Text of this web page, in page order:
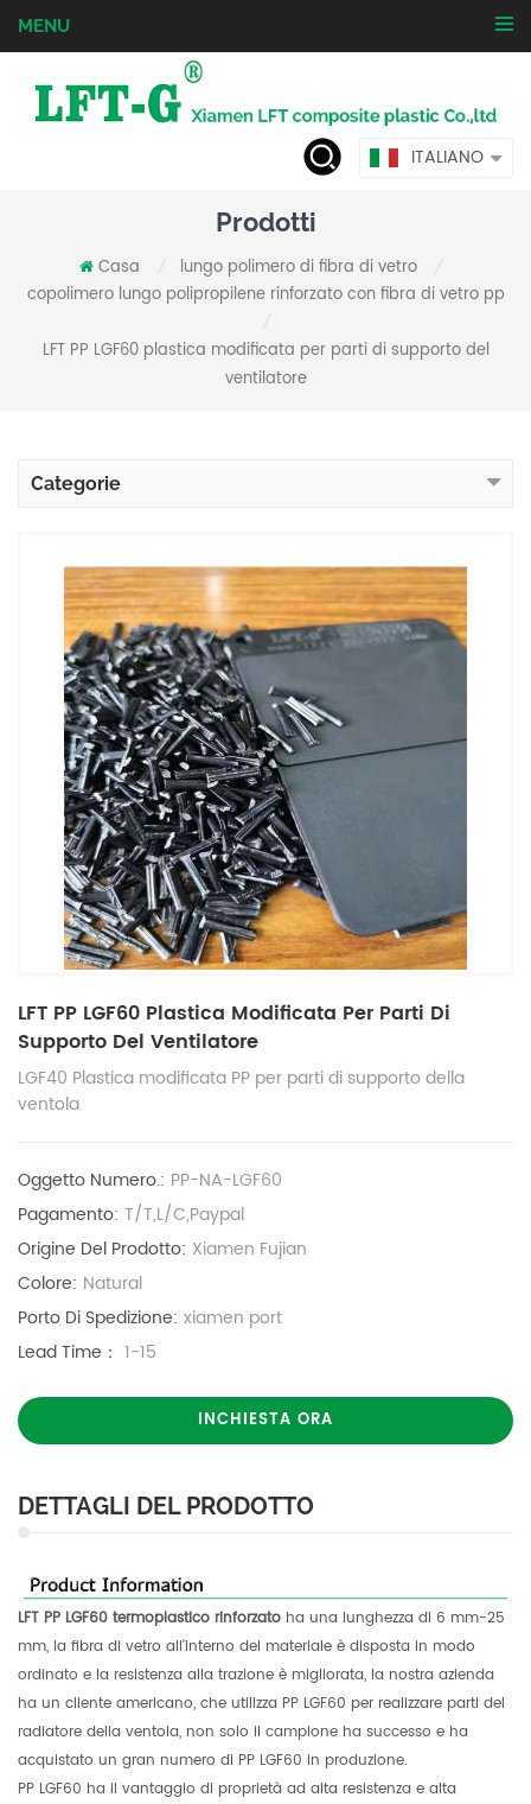
MENU
ITALIANO
Prodotti
Casa lungo polimero di fibra di vetro
copolimero lungo polipropilene rinforzato con fibra di vetro pp
LFT PP LGF60 plastica modificata per parti di supporto del
ventilatore
Categorie
LFT PP LGF60 Plastica Modificata Per Parti Di
Supporto Del Ventilatore
LGF40 Plastica modificata PP per parti di supporto della
ventola
Oggetto Numero.: PP-NA-LGF60
Pagamento: T/T,L/C,Paypal
Origine Del Prodotto: Xiamen Fujian
Colore: Natural
Porto Di Spedizione: xiamen port
Lead Time： 1-15
INCHIESTA ORA
DETTAGLI DEL PRODOTTO
LFT PP LGF60 termoplastico rinforzato ha una lunghezza di 6 mm-25
mm, la fibra di vetro all'interno del materiale è disposta in modo
ordinato e la resistenza alla trazione è migliorata, la nostra azienda
ha un cliente americano, che utilizza PP LGF60 per realizzare parti del
radiatore della ventola, non solo il campione ha successo e ha
acquistato un gran numero di PP LGF60 in produzione.
PP LGF60 ha il vantaggio di proprietà ad alta resistenza e alta